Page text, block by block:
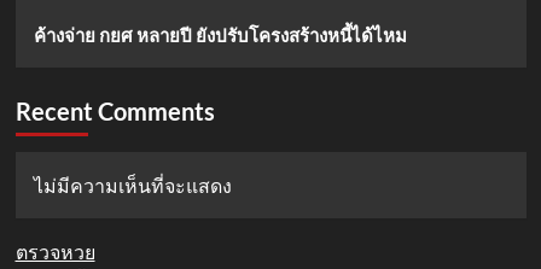
ค้างจ่าย กยศ หลายปี ยังปรับโครงสร้างหนี้ได้ไหม
Recent Comments
ไม่มีความเห็นที่จะแสดง
ตรวจหวย